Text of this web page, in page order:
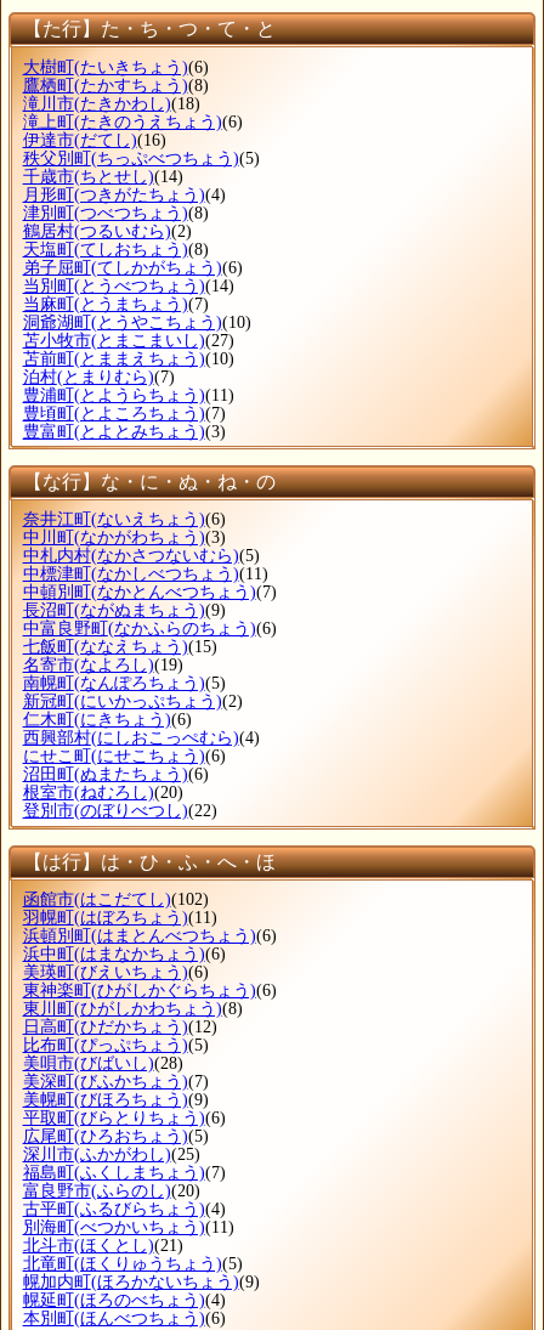
【た行】た・ち・つ・て・と
大樹町(たいきちょう)(6)
鷹栖町(たかすちょう)(8)
滝川市(たきかわし)(18)
滝上町(たきのうえちょう)(6)
伊達市(だてし)(16)
秩父別町(ちっぷべつちょう)(5)
千歳市(ちとせし)(14)
月形町(つきがたちょう)(4)
津別町(つべつちょう)(8)
鶴居村(つるいむら)(2)
天塩町(てしおちょう)(8)
弟子屈町(てしかがちょう)(6)
当別町(とうべつちょう)(14)
当麻町(とうまちょう)(7)
洞爺湖町(とうやこちょう)(10)
苫小牧市(とまこまいし)(27)
苫前町(とままえちょう)(10)
泊村(とまりむら)(7)
豊浦町(とようらちょう)(11)
豊頃町(とよころちょう)(7)
豊富町(とよとみちょう)(3)
【な行】な・に・ぬ・ね・の
奈井江町 (ないえちょう)(6)
中川町 (なかがわちょう)(3)
中札内村(なかさつないむら)(5)
中標津町 (なかしべつちょう)(11)
中頓別町 (なかとんべつちょう)(7)
長沼町 (ながぬまちょう)(9)
中富良野町 (なかふらのちょう)(6)
七飯町 (ななえちょう)(15)
名寄市(なよろし)(19)
南幌町 (なんぽろちょう)(5)
新冠町 (にいかっぷちょう)(2)
仁木町 (にきちょう)(6)
西興部村(にしおこっぺむら)(4)
にせこ町 (にせこちょう)(6)
沼田町 (ぬまたちょう)(6)
根室市(ねむろし)(20)
登別市(のぼりべつし)(22)
【は行】は・ひ・ふ・へ・ほ
函館市(はこだてし)(102)
羽幌町 (はぼろちょう)(11)
浜頓別町 (はまとんべつちょう)(6)
浜中町 (はまなかちょう)(6)
美瑛町 (びえいちょう)(6)
東神楽町 (ひがしかぐらちょう)(6)
東川町 (ひがしかわちょう)(8)
日高町 (ひだかちょう)(12)
比布町 (ぴっぷちょう)(5)
美唄市(びばいし)(28)
美深町 (びふかちょう)(7)
美幌町 (びほろちょう)(9)
平取町 (びらとりちょう)(6)
広尾町 (ひろおちょう)(5)
深川市(ふかがわし)(25)
福島町 (ふくしまちょう)(7)
富良野市(ふらのし)(20)
古平町 (ふるびらちょう)(4)
別海町 (べつかいちょう)(11)
北斗市(ほくとし)(21)
北竜町 (ほくりゅうちょう)(5)
幌加内町 (ほろかないちょう)(9)
幌延町 (ほろのべちょう)(4)
本別町 (ほんべつちょう)(6)